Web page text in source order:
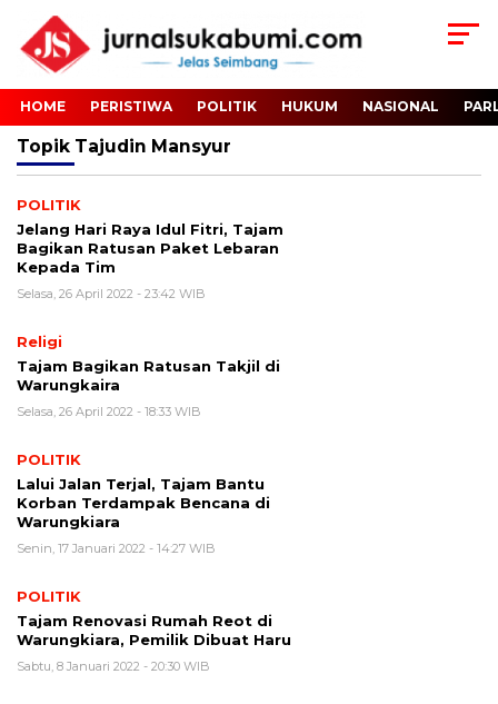
HOME PERISTIWA POLITIK HUKUM NASIONAL
Topik Tajudin Mansyur
POLITIK
Jelang Hari Raya Idul Fitri, Tajam
Bagikan Ratusan Paket Lebaran
Kepada Tim
Selasa, 26 April 2022 - 23:42 WIB
Religi
Tajam Bagikan Ratusan Takjil di
Warungkaira
Selasa, 26 April 2022 - 18:33 WIB
POLITIK
Lalui Jalan Terjal, Tajam Bantu
Korban Terdampak Bencana di
Warungkiara
Senin, 17 Januari 2022 - 14:27 WIB
POLITIK
Tajam Renovasi Rumah Reot di
Warungkiara, Pemilik Dibuat Haru
Sabtu, 8 Januari 2022 - 20:30 WIB